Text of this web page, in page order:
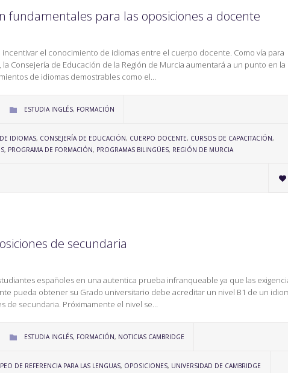
fundamentales para las oposiciones a docente
el conocimiento de idiomas entre el cuerpo docente. Como vía para
Consejería de Educación de la Región de Murcia aumentará a un punto en la
de idiomas demostrables como el…
 CATEGORY
ESTUDIA INGLÉS, FORMACIÓN
IDIOMAS, CONSEJERÍA DE EDUCACIÓN, CUERPO DOCENTE, CURSOS DE CAPACITACIÓN,
, PROGRAMA DE FORMACIÓN, PROGRAMAS BILINGÜES, REGIÓN DE MURCIA

de secundaria
españoles en una autentica prueba infranqueable ya que las
pueda obtener su Grado universitario debe acreditar un nivel B1 de un
de secundaria. Próximamente el nivel se…
 CATEGORY
ESTUDIA INGLÉS, FORMACIÓN, NOTICIAS CAMBRIDGE
DE REFERENCIA PARA LAS LENGUAS, OPOSICIONES, UNIVERSIDAD DE CAMBRIDGE